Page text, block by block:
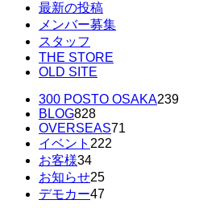
最新の投稿
メンバー募集
スタッフ
THE STORE
OLD SITE
300 POSTO OSAKA239
BLOG828
OVERSEAS71
イベント 222
お客様34
お知らせ25
デモカー47